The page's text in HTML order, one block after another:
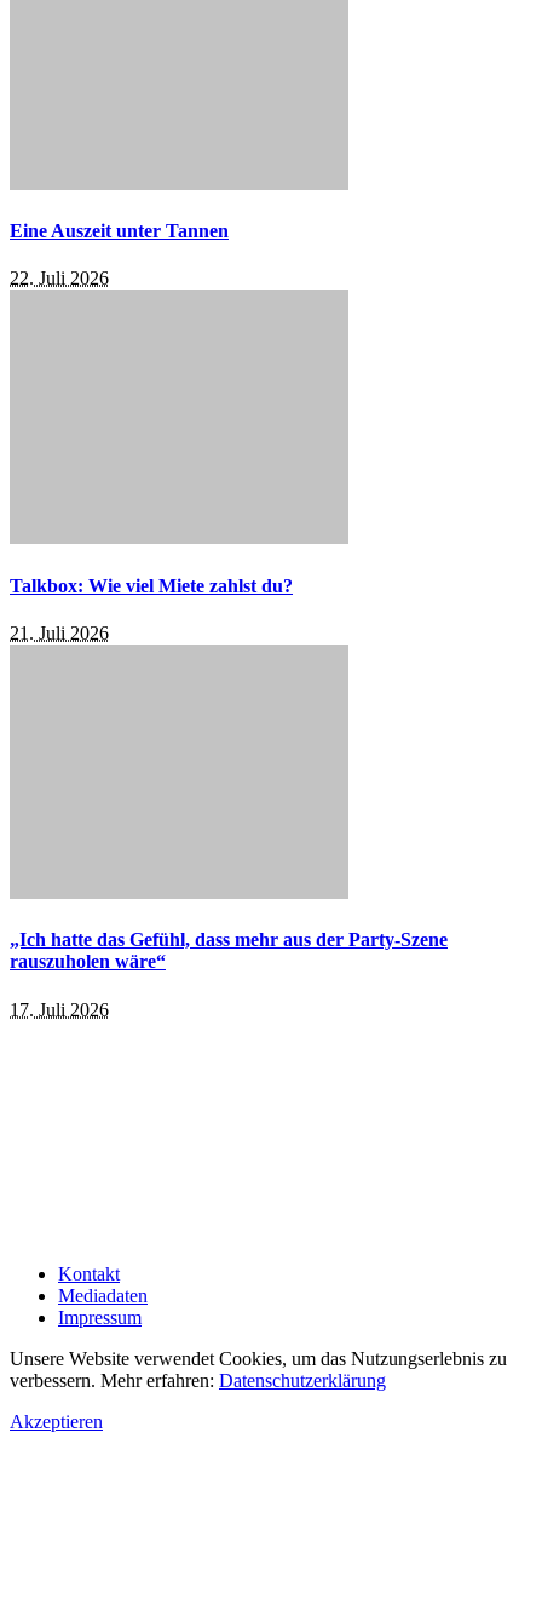
Eine Auszeit unter Tannen
22. Juli 2026
Talkbox: Wie viel Miete zahlst du?
21. Juli 2026
„Ich hatte das Gefühl, dass mehr aus der Party-Szene
rauszuholen wäre“
17. Juli 2026
Kontakt
Mediadaten
Impressum
Unsere Website verwendet Cookies, um das Nutzungserlebnis zu
verbessern. Mehr erfahren: Datenschutzerklärung
Akzeptieren